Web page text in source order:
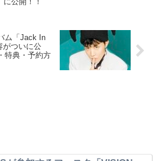
ム「Jack In
がついに公
特典・予約方